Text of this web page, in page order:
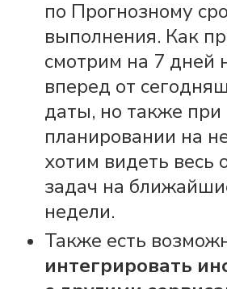
по Прогнозному
выполнения. Как
смотрим на 7 дней
вперед от
даты, но также при
планировании на
хотим видеть весь
задач на
недели.
Также есть
интегрировать